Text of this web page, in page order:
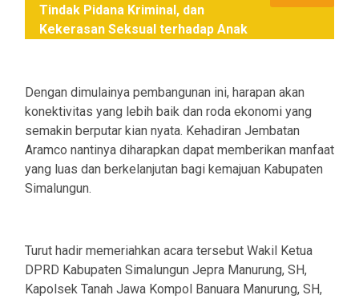
Tindak Pidana Kriminal, dan
Kekerasan Seksual terhadap Anak
Dengan dimulainya pembangunan ini, harapan akan
konektivitas yang lebih baik dan roda ekonomi yang
semakin berputar kian nyata. Kehadiran Jembatan
Aramco nantinya diharapkan dapat memberikan manfaat
yang luas dan berkelanjutan bagi kemajuan Kabupaten
Simalungun.
Turut hadir memeriahkan acara tersebut Wakil Ketua
DPRD Kabupaten Simalungun Jepra Manurung, SH,
Kapolsek Tanah Jawa Kompol Banuara Manurung, SH,